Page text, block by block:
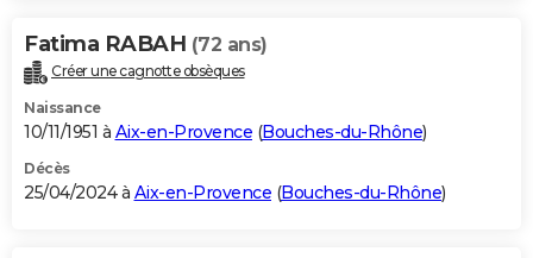
Fatima RABAH (72 ans)
Créer une cagnotte obsèques
Naissance
10/11/1951 à Aix-en-Provence (Bouches-du-Rhône)
Décès
25/04/2024 à Aix-en-Provence (Bouches-du-Rhône)